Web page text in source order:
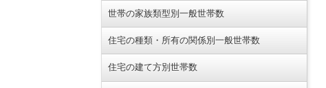
世帯の家族類型別一般世帯数
住宅の種類・所有の関係別一般世帯数
住宅の建て方別世帯数